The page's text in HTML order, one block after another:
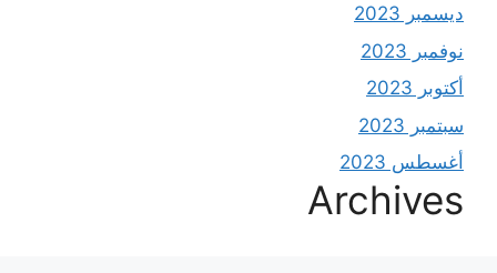
ديسمبر 2023
نوفمبر 2023
أكتوبر 2023
سبتمبر 2023
أغسطس 2023
Archives